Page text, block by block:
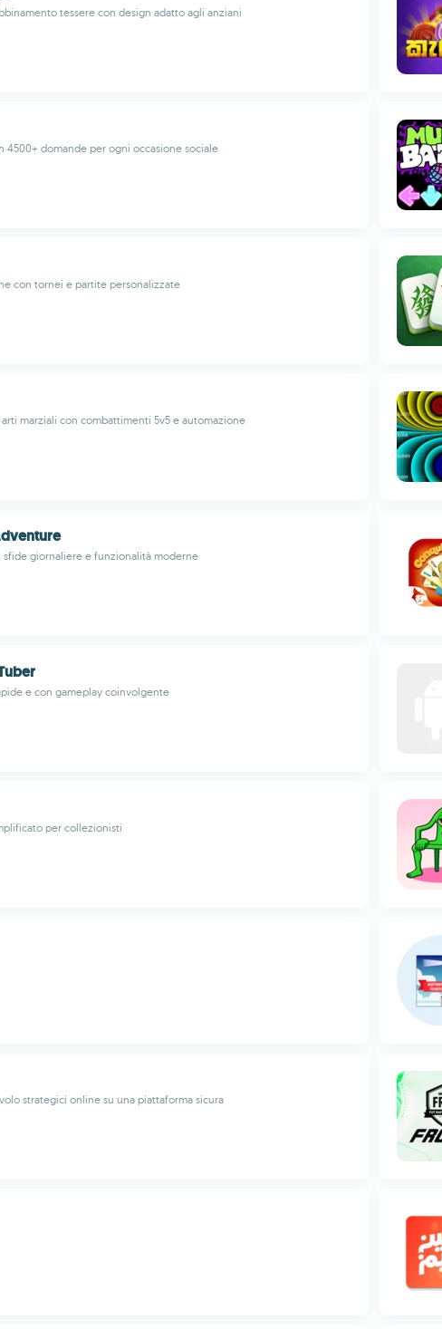
tessere con design adatto agli anziani
4500+ domande per ogni occasione sociale
con tornei e partite personalizzate
marziali con combattimenti 5v5 e automazione
sfide giornaliere e funzionalità moderne
e con gameplay coinvolgente
per collezionisti
strategici online su una piattaforma sicura